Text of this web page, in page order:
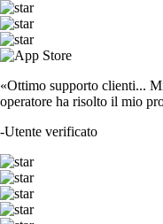
«Ottimo supporto clienti...
operatore ha risolto il mio
-Utente verificato